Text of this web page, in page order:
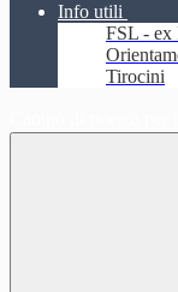
Info utili
FSL - ex
Tirocini